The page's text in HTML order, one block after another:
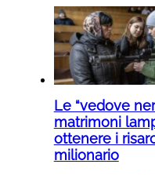
Le “vedove
matrimoni
ottenere i
milionario